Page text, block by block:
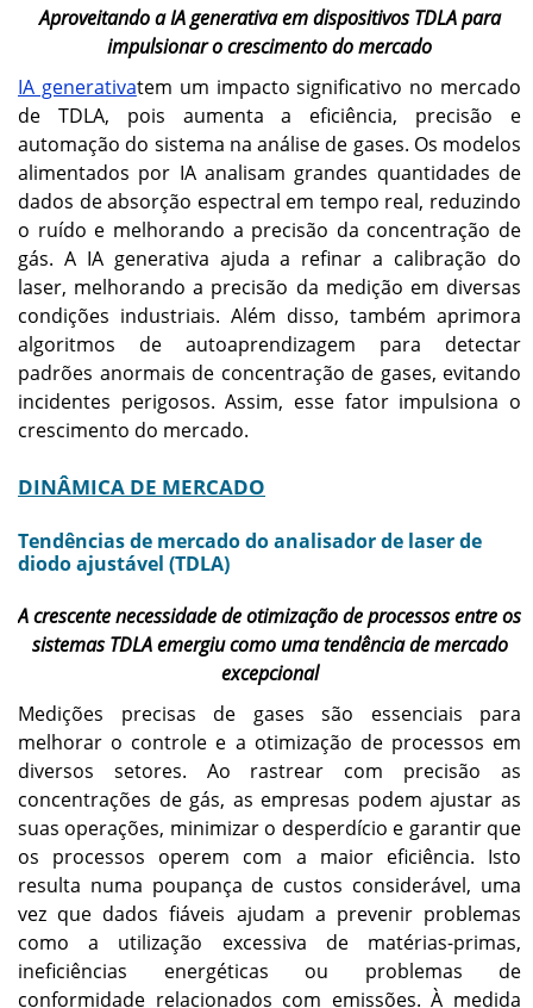
O mercado atingiu US$
212,5 milhões em 2025 e
deverá atingir US$ 230,2
milhões em 2026.
O mercado atingiu US$
176,3 milhões em 2025 e
deverá atingir US$ 192,5
milhões em 2026.
Europa
O mercado atingiu US$
100,5 milhões em 2025 e
deverá atingir US$ 110,1
milhões em 2026.
NÓS.
O mercado está projetado
para atingir US$ 141,74
milhões até 2026.
Japão
O mercado está projetado
para atingir US$ 52,30
milhões até 2026.
Aproveitando a IA generativa em dispositivos TDLA para
impulsionar o crescimento do mercado
IA generativatem um impacto significativo no mercado
de TDLA, pois aumenta a eficiência, precisão e
automação do sistema na análise de gases. Os modelos
alimentados por IA analisam grandes quantidades de
dados de absorção espectral em tempo real, reduzindo
o ruído e melhorando a precisão da concentração de
gás. A IA generativa ajuda a refinar a calibração do
laser, melhorando a precisão da medição em diversas
condições industriais. Além disso, também aprimora
algoritmos de autoaprendizagem para detectar
padrões anormais de concentração de gases, evitando
incidentes perigosos. Assim, esse fator impulsiona o
crescimento do mercado.
DINÂMICA DE MERCADO
Tendências de mercado do analisador de laser de
diodo ajustável (TDLA)
A crescente necessidade de otimização de processos entre os
sistemas TDLA emergiu como uma tendência de mercado
excepcional
Medições precisas de gases são essenciais para
melhorar o controle e a otimização de processos em
diversos setores. Ao rastrear com precisão as
concentrações de gás, as empresas podem ajustar as
suas operações, minimizar o desperdício e garantir que
os processos operem com a maior eficiência. Isto
resulta numa poupança de custos considerável, uma
vez que dados fiáveis ​​ajudam a prevenir problemas
como a utilização excessiva de matérias-primas,
ineficiências energéticas ou problemas de
conformidade relacionados com emissões. À medida